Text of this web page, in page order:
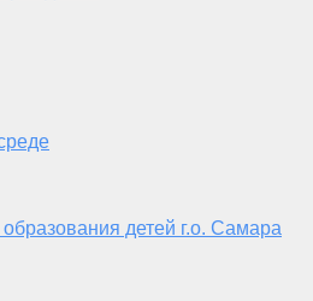
детей г.о. Самара